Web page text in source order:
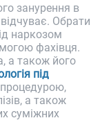
занурення в
Обрати
наркозом
фахівця.
а також його
під
а також
суміжних